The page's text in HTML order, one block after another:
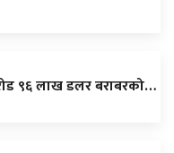
९६ लाख डलर बराबरको…